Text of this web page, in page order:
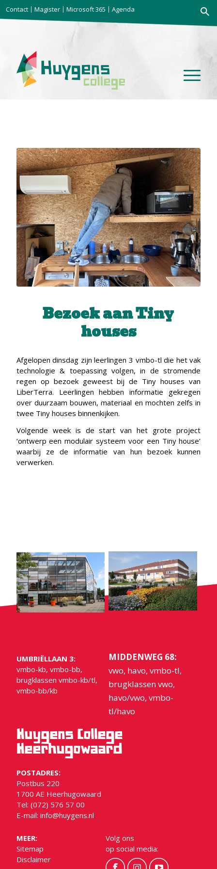
Contact Magister Microsoft 365 Agenda
naar:
Bezoek aan Tiny
houses
Afgelopen dinsdag zijn leerlingen 3 vmbo-tl die het vak
technologie & toepassing volgen, in de stromende
regen op bezoek geweest bij de Tiny houses van
LiberTerra. Leerlingen hebben informatie gekregen
over duurzaam bouwen, materiaal en mochten zelfs in
twee Tiny houses binnenkijken.
Volgende week is de start van het grote project
‘ontwerp een modulair systeem voor een Tiny house’
waarbij ze de informatie van hun bezoek kunnen
verwerken.
UMBRIËLLAAN 3:
vmbo-kb, vmbo-bb,
brugklassen vmbo-kb/tl,
vmbo-bb/kb
MIDDENWEG 68:
vwo, havo, vmbo-tl,
brugklassen vwo,
havo/vwo, vmbo-
tl/havo
Huygens College
Heerhugowaard
POSTADRES:
Postbus 220
1700 AE Heerhugowaard
Tel: (072) 576 57 00
E-mail: info@huygens.nl
MEER:
Sitemap
Disclaimer
Volg ons
op social media: